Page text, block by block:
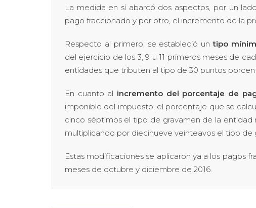
La medida en sí abarcó dos aspectos, por un
pago fraccionado y por otro, el incremento de la
Respecto al primero, se estableció untipo
del ejercicio de los 3, 9 u 11 primeros meses de
entidades que tributen al tipo de 30 puntos
En cuanto al incremento del porcentaje de
imponible del impuesto, el porcentaje que se
cinco séptimos el tipo de gravamen de la
multiplicando por diecinueve veinteavos el tipo
Estas modificaciones se aplicaron ya a los pagos
meses de octubre y diciembre de 2016.